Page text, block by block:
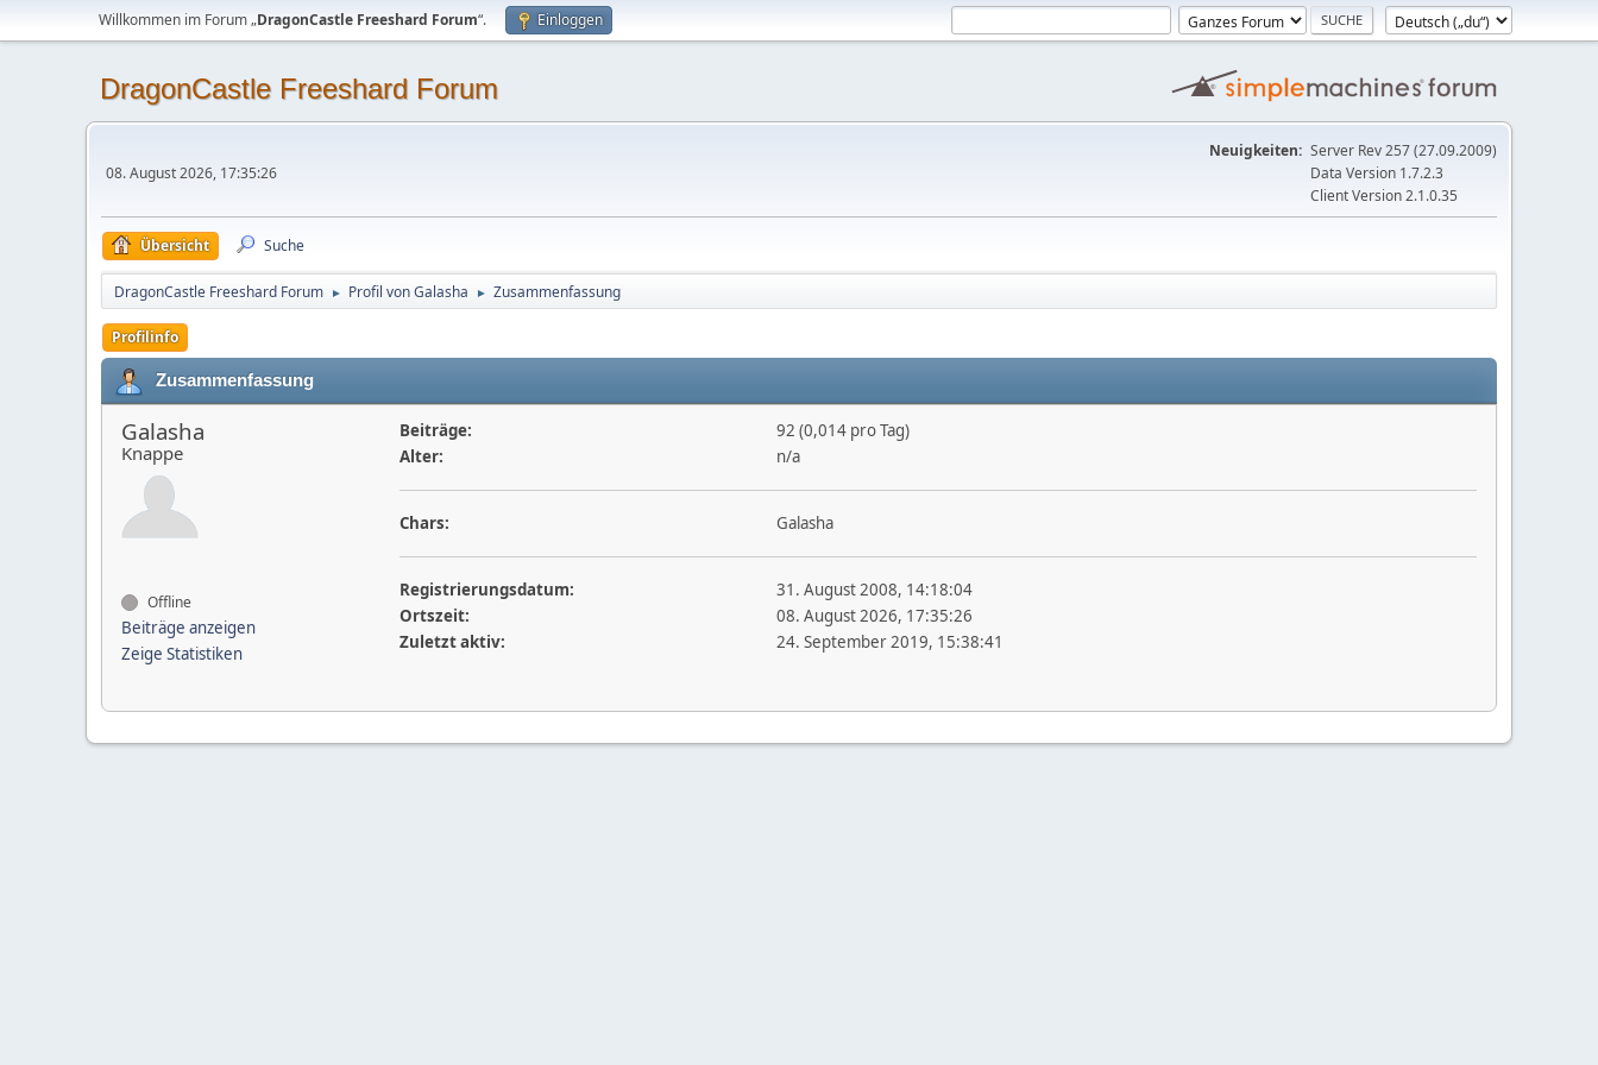
Willkommen im Forum „DragonCastle Freeshard Forum“. Einloggen
DragonCastle Freeshard Forum
08. August 2026, 17:35:26
Neuigkeiten: Server Rev 257 (27.09.2009)
Data Version 1.7.2.3
Client Version 2.1.0.35
Übersicht Suche
DragonCastle Freeshard Forum ► Profil von Galasha ► Zusammenfassung
Profilinfo
Zusammenfassung
Galasha
Knappe
Offline
Beiträge anzeigen
Zeige Statistiken
Beiträge:
92 (0,014 pro Tag)
Alter:
n/a
Chars: Galasha
Registrierungsdatum:
31. August 2008, 14:18:04
Ortszeit:
08. August 2026, 17:35:26
Zuletzt aktiv:
24. September 2019, 15:38:41